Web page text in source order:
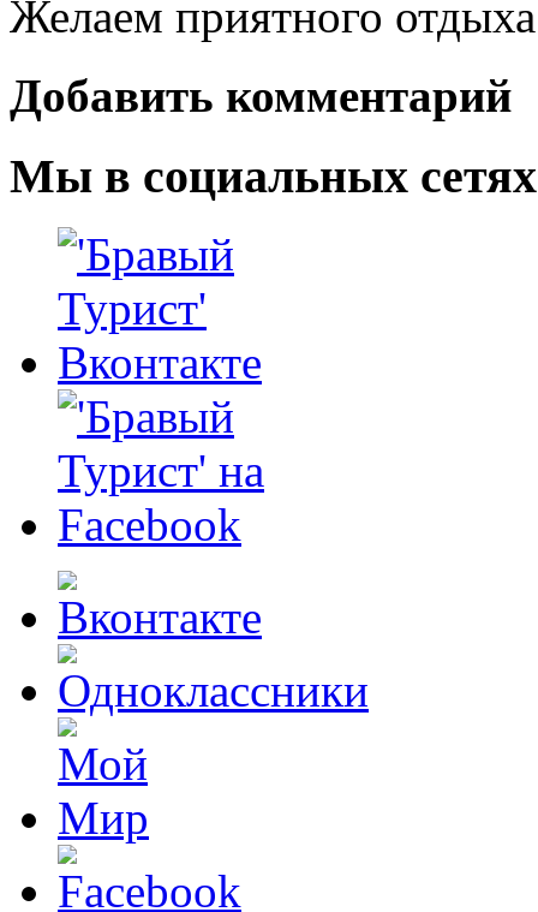
Желаем приятного
Добавить комментарий
Мы в социальных сетях